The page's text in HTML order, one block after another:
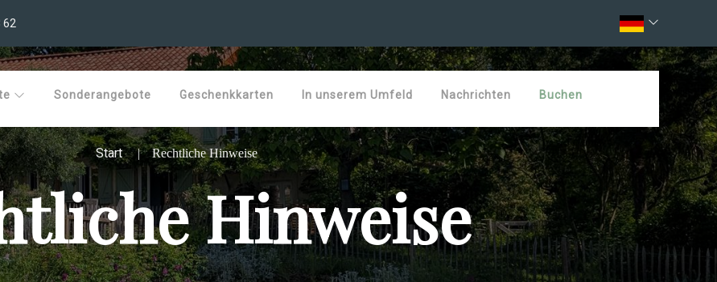
62
Sonderangebote Geschenkkarten In unserem Umfeld Nachrichten Buchen
Start Rechtliche Hinweise
Hinweise